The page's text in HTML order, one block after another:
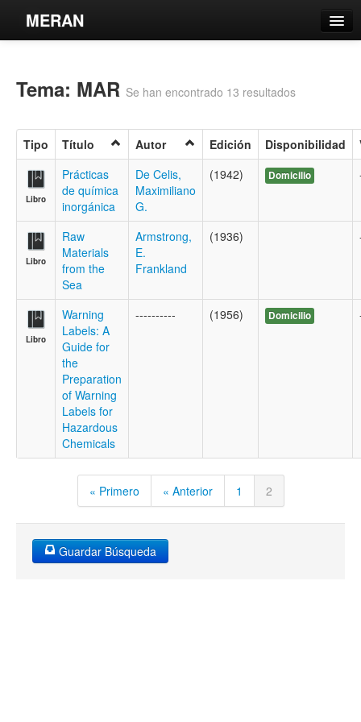
MERAN
Búsqueda Avanzada
Contacto
Iniciar sesión
Tema: MAR Se han encontrado 13 resultados
Tipo Título Autor Edición Disponibilidad
Libro
Prácticas
de química
inorgánica
De Celis,
Maximiliano
G.
(1942) Domicilio
Libro
Raw
Materials
from the
Sea
Armstrong,
E.
Frankland
(1936)
Libro
Warning
Labels: A
Guide for
the
Preparation
of Warning
Labels for
Hazardous
Chemicals
---------- (1956) Domicilio
« Primero « Anterior 1 2
Guardar Búsqueda